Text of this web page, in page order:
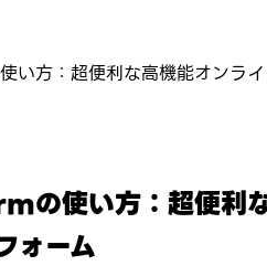
い方：超便利な高機能オンライ
の使い方：超便利
ォーム